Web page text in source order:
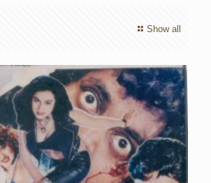
Show all